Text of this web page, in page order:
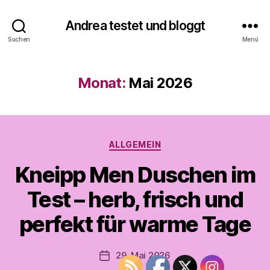
Suchen
Andrea testet und bloggt
Menü
Monat: Mai 2026
Kategorien
ALLGEMEIN
Kneipp Men Duschen im
Test – herb, frisch und
perfekt für warme Tage
Beitragsautor
n
r
e
a
t
Veröffentlichungsdatum
29. Mai 2026